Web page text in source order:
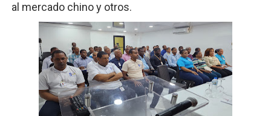
al mercado chino y otros.